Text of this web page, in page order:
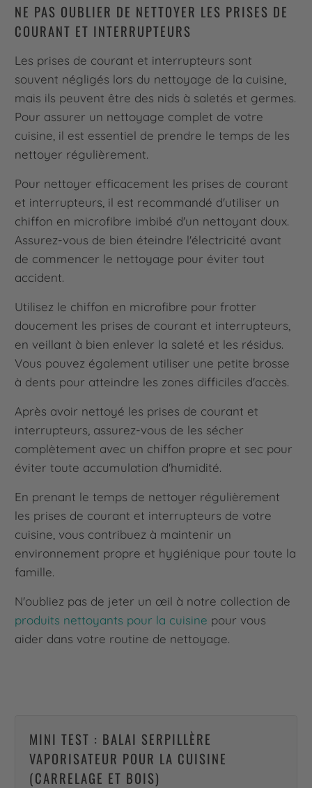
NE PAS OUBLIER DE NETTOYER LES PRISES DE
COURANT ET INTERRUPTEURS
Les prises de courant et interrupteurs sont
souvent négligés lors du nettoyage de la cuisine,
mais ils peuvent être des nids à saletés et germes.
Pour assurer un nettoyage complet de votre
cuisine, il est essentiel de prendre le temps de les
nettoyer régulièrement.
Pour nettoyer efficacement les prises de courant
et interrupteurs, il est recommandé d'utiliser un
chiffon en microfibre imbibé d'un nettoyant doux.
Assurez-vous de bien éteindre l'électricité avant
de commencer le nettoyage pour éviter tout
accident.
Utilisez le chiffon en microfibre pour frotter
doucement les prises de courant et interrupteurs,
en veillant à bien enlever la saleté et les résidus.
Vous pouvez également utiliser une petite brosse
à dents pour atteindre les zones difficiles d'accès.
Après avoir nettoyé les prises de courant et
interrupteurs, assurez-vous de les sécher
complètement avec un chiffon propre et sec pour
éviter toute accumulation d'humidité.
En prenant le temps de nettoyer régulièrement
les prises de courant et interrupteurs de votre
cuisine, vous contribuez à maintenir un
environnement propre et hygiénique pour toute la
famille.
N'oubliez pas de jeter un œil à notre collection de
produits nettoyants pour la cuisine pour vous
aider dans votre routine de nettoyage.
MINI TEST : BALAI SERPILLÈRE
VAPORISATEUR POUR LA CUISINE
(CARRELAGE ET BOIS)